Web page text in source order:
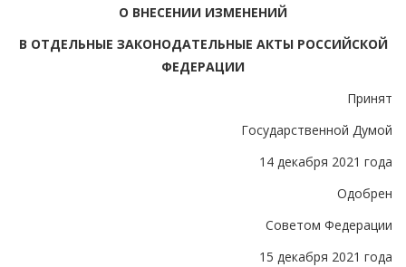
О ВНЕСЕНИИ ИЗМЕНЕНИЙ
В ОТДЕЛЬНЫЕ ЗАКОНОДАТЕЛЬНЫЕ АКТЫ РОССИЙСКОЙ
ФЕДЕРАЦИИ
Принят
Государственной Думой
14 декабря 2021 года
Одобрен
Советом Федерации
15 декабря 2021 года